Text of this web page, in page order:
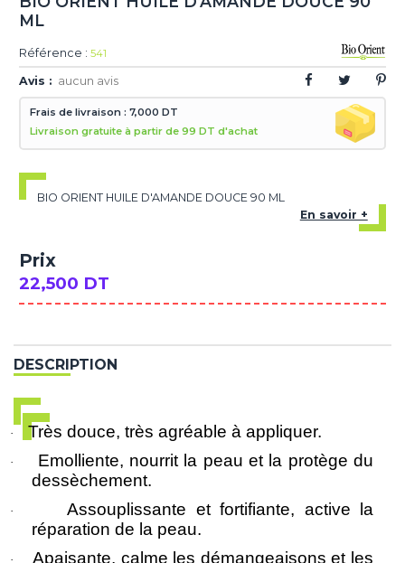
ML
Référence : 541
Avis : aucun avis
Frais de livraison : 7,000 DT
Livraison gratuite à partir de 99 DT d'achat
BIO ORIENT HUILE D'AMANDE DOUCE 90 ML
En savoir +
Prix
22,500 DT
DESCRIPTION
· Très douce, très agréable à appliquer.
·
Emolliente, nourrit la peau et la protège du
dessèchement.
·
Assouplissante et fortifiante, active la
réparation de la peau.
·
Apaisante, calme les démangeaisons et les